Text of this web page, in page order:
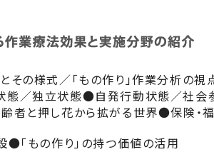
の様式／「もの作り」作業分析の視
／独立状態●自発行動状態／社会
と押し花から拡がる世界●保険・
「もの作り」の持つ価値の活用